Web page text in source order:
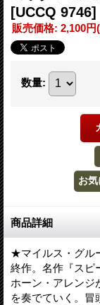
[UCCQ 9746]
販売価格: 2,100円
数量:
商品詳細
★マイルス・グル
終作。名作『スピ
ホーン・アレンジ
を奏でていく。冒